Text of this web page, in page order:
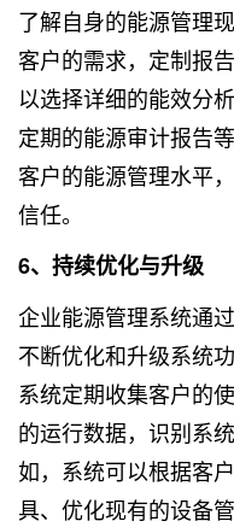
了解自身的能源管理
客户的需求，定制报
以选择详细的能效分
定期的能源审计报告
客户的能源管理水平
信任。
6、持续优化与升级
企业能源管理系统通
不断优化和升级系统
系统定期收集客户的
的运行数据，识别系
如，系统可以根据客
具、优化现有的设备